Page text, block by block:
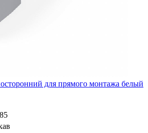
для прямого монтажа белый